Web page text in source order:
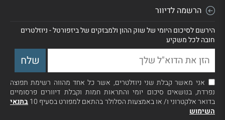
הרשמה לדיוור
הירשם לסיכום היומי של שוק ההון ולמבזקים של ביזפורטל - ניוזלטרים
חובה לכל משקיע
אני מאשר קבלת שני ניוזלטרים, אשר כל אחד מהווה רשימת תפוצה
נפרדת, בנושאים סיכום יומי והתראות חמות וקבלת דיוורים פרסומיים
בדואר אלקטרוני ו/ או באמצעות הסלולר בהתאם למפורט בסעיף 10
בתנאי
השימוש